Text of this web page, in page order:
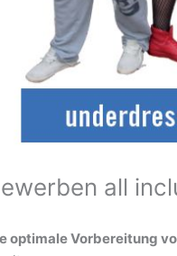
all
optimale Vorbereitung